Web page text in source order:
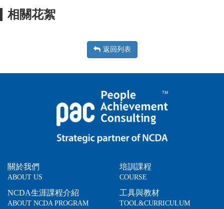
相關花絮
返回列表
關於我們
ABOUT US
NCDA生涯課程介紹
ABOUT NCDA PROGRAM
培訓課程
COURSE
工具與教材
TOOL&CURRICULUM